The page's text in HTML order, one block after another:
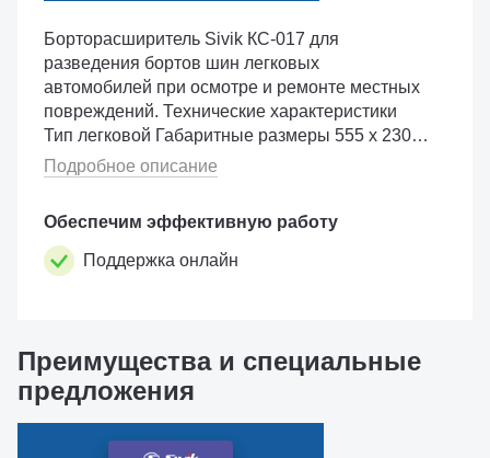
Борторасширитель Sivik КС-017 для
разведения бортов шин легковых
автомобилей при осмотре и ремонте местных
повреждений. Технические характеристики
Тип легковой Габаритные размеры 555 х 230 х
330 мм Масса 6,5 кг
Подробное описание
Обеспечим эффективную работу
Поддержка онлайн
Преимущества и специальные
предложения